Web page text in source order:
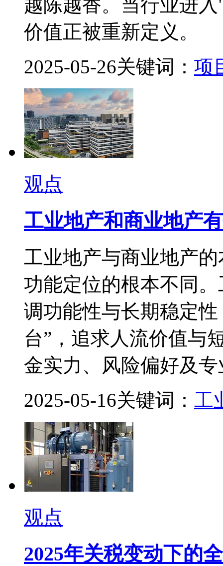
越陈越香。当行业进
价值正被重新定义。
2025-05-26关键词： 项
观点
工业地产和商业地产
工业地产与商业地产
功能定位的根本不同
调功能性与长期稳定
台”，追求人流价值与
金实力、风险偏好及
2025-05-16关键词： 工
观点
2025年关税变动下的